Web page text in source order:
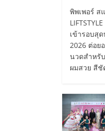
พิพเพอร์ ส
เข้ารอบสุด
2026 ต่อย
นวดสำหรั
ผมสวย สีชั